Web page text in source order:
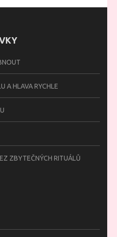
A HLAVA RYCHLE
ZBYTEČNÝCH RITUÁLŮ